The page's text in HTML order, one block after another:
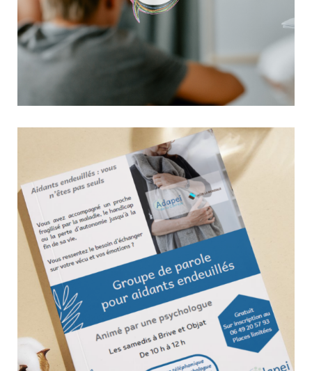
Jeunes aidants : un espace pour parler, partager, souffler
Tu aides un proche au quotidien (parent, frère, sœur, grand-
parent…) ? Tu n’es pas seul·e. Les groupes de jeunes aidants
sont là pour toi : un espace pour échanger, souffler et
rencontrer d’autres jeunes qui vivent la même réalité. Pourquoi
venir ?- Rencontrer...